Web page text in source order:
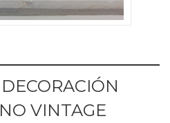
VINTAGE